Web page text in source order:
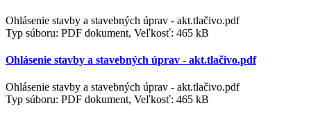
Ohlásenie stavby a stavebných úprav - akt.tlačivo.pdf
Typ súboru: PDF dokument, Veľkosť: 465 kB
Ohlásenie stavby a stavebných úprav - akt.tlačivo.pdf
Ohlásenie stavby a stavebných úprav - akt.tlačivo.pdf
Typ súboru: PDF dokument, Veľkosť: 465 kB